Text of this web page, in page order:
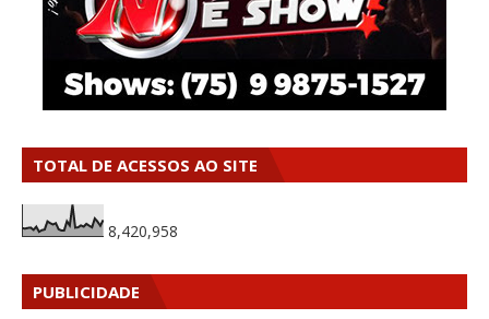
TOTAL DE ACESSOS AO SITE
8,420,958
PUBLICIDADE